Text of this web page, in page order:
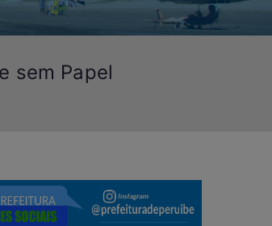
sem Papel